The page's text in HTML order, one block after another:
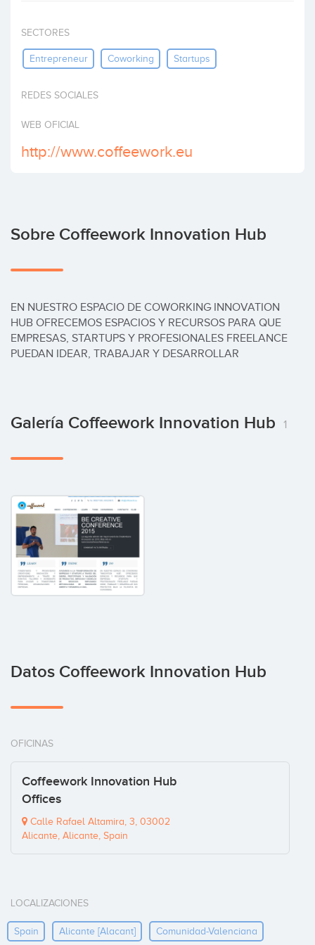
SECTORES
Entrepreneur Coworking Startups
REDES SOCIALES
WEB OFICIAL
http://www.coffeework.eu
Sobre Coffeework Innovation Hub
EN NUESTRO ESPACIO DE COWORKING INNOVATION
HUB OFRECEMOS ESPACIOS Y RECURSOS PARA QUE
EMPRESAS, STARTUPS Y PROFESIONALES FREELANCE
PUEDAN IDEAR, TRABAJAR Y DESARROLLAR
Galería Coffeework Innovation Hub 1
Datos Coffeework Innovation Hub
OFICINAS
Coffeework Innovation Hub
Offices
Calle Rafael Altamira, 3, 03002
Alicante, Alicante, Spain
LOCALIZACIONES
Spain Alicante [alacant] Comunidad-Valenciana